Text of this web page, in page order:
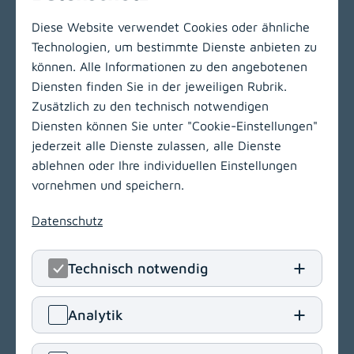
Zur Hauptnavigation
LinkedIn
(opens in
KABEG Management
Kraßniggstraße 15
9020 Klagenfurt am Wörthersee
T+43 463 55212
Eoffice[at]kabeg.at
Navigation
(opens in a new window)
Vergabeportal
Diese Website verwendet Cookies oder ähnliche
Technologien, um bestimmte Dienste anbieten zu
können. Alle Informationen zu den angebotenen
Diensten finden Sie in der jeweiligen Rubrik.
Zusätzlich zu den technisch notwendigen
Diensten können Sie unter "Cookie-Einstellungen"
jederzeit alle Dienste zulassen, alle Dienste
ablehnen oder Ihre individuellen Einstellungen
vornehmen und speichern.
Datenschutz
Technisch notwendig
Analytik